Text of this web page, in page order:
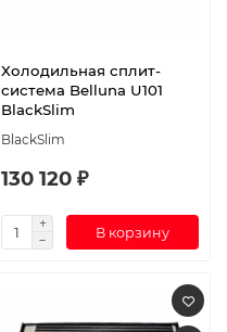
Холодильная сплит-
система Belluna U101
BlackSlim
BlackSlim
130 120 ₽
В корзину